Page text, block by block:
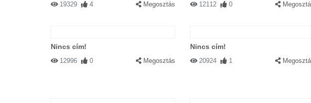
19329 4 Megosztás 12112 0
Nincs cím!
12996 0 Megosztás
Nincs cím!
20924 1